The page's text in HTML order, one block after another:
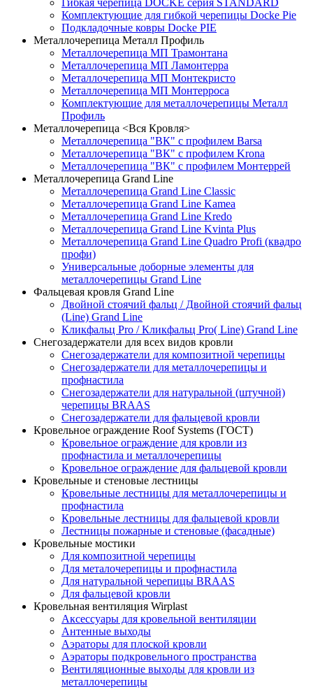
Гибкая черепица DÖCKE серия STANDARD
Комплектующие для гибкой черепицы Docke Pie
Подкладочные ковры Docke PIE
Металлочерепица Металл Профиль
Металлочерепица МП Трамонтана
Металлочерепица МП Ламонтерра
Металлочерепица МП Монтекристо
Металлочерепица МП Монтерроса
Комплектующие для металлочерепицы Металл
Профиль
Металлочерепица <Вся Кровля>
Металлочерепица "ВК" с профилем Barsa
Металлочерепица "ВК" с профилем Krona
Металлочерепица "ВК" с профилем Монтеррей
Металлочерепица Grand Line
Металлочерепица Grand Line Classic
Металлочерепица Grand Line Kamea
Металлочерепица Grand Line Kredo
Металлочерепица Grand Line Kvinta Plus
Металлочерепица Grand Line Quadro Profi (квадро
профи)
Универсальные доборные элементы для
металлочерепицы Grand Line
Фальцевая кровля Grand Line
Двойной стоячий фальц / Двойной стоячий фальц
(Line) Grand Line
Кликфальц Pro / Кликфальц Pro( Line) Grand Line
Снегозадержатели для всех видов кровли
Снегозадержатели для композитной черепицы
Снегозадержатели для металлочерепицы и
профнастила
Снегозадержатели для натуральной (штучной)
черепицы BRAAS
Снегозадержатели для фальцевой кровли
Кровельное ограждение Roof Systems (ГОСТ)
Кровельное ограждение для кровли из
профнастила и металлочерепицы
Кровельное ограждение для фальцевой кровли
Кровельные и стеновые лестницы
Кровельные лестницы для металлочерепицы и
профнастила
Кровельные лестницы для фальцевой кровли
Лестницы пожарные и стеновые (фасадные)
Кровельные мостики
Для композитной черепицы
Для металочерепицы и профнастила
Для натуральной черепицы BRAAS
Для фальцевой кровли
Кровельная вентиляция Wirplast
Аксессуары для кровельной вентиляции
Антенные выходы
Аэраторы для плоской кровли
Аэраторы подкровельного пространства
Вентиляционные выходы для кровли из
металлочерепицы